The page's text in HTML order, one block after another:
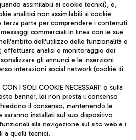
TRAVEL JOURNAL
ITA
- Società soggetta a direzione e
assimilabili ai cookie tecnici), e,
analitici non assimilabili ai cookie
terza parte per comprendere i contenuti
commerciali in linea con le sue
dell'utilizzo delle funzionalità e
effettuare analisi e monitoraggio dei
gli annunci e le inserzioni
interazioni social network (cookie di
I SOLI COOKIE NECESSARI" o sulla
banner, lei non presta il consenso
il consenso, mantenendo le
saranno installati sul suo dispositivo
alla navigazione sul sito web e i
a quelli tecnici.